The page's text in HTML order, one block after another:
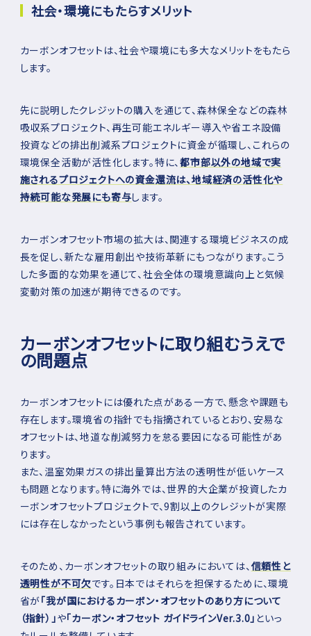
社会・環境にもたらすメリット
カーボンオフセットは、社会や環境にも多大なメリットをもたら
します。
先に説明したクレジットの購入を通じて、森林保全などの森林
吸収系プロジェクト、再生可能エネルギー導入や省エネ設備
投資などの排出削減系プロジェクトに資金が循環し、これらの
環境保全活動が活性化します。特に、都市部以外の地域で実
施されるプロジェクトへの資金還流は、地域経済の活性化や
持続可能な発展にも寄与します。
カーボンオフセット市場の拡大は、関連する環境ビジネスの成
長を促し、新たな雇用創出や技術革新にもつながります。こう
した多面的な効果を通じて、社会全体の環境意識向上と気候
変動対策の加速が期待できるのです。
カーボンオフセットに取り組むうえで
の問題点
カーボンオフセットには優れた点がある一方で、懸念や課題も
存在します。環境省の指針でも指摘されているとおり、安易な
オフセットは、地道な削減努力を怠る要因になる可能性があ
ります。
また、温室効果ガスの排出量算出方法の透明性が低いケース
も問題となります。特に海外では、世界的大企業が投資したカ
ーボンオフセットプロジェクトで、9割以上のクレジットが実際
には存在しなかったという事例も報告されています。
そのため、カーボンオフセットの取り組みにおいては、 信頼性と
透明性が不可欠です。日本ではそれらを担保するために、環境
省が「我が国におけるカーボン・オフセットのあり方について
（指針）」や「カーボン・オフセット ガイドラインVer.3.0」 といっ